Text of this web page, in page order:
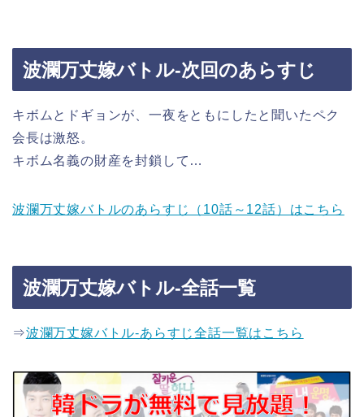
波瀾万丈嫁バトル-次回のあらすじ
キボムとドギョンが、一夜をともにしたと聞いたペク
会長は激怒。
キボム名義の財産を封鎖して…
波瀾万丈嫁バトルのあらすじ（10話～12話）はこちら
波瀾万丈嫁バトル-全話一覧
⇒波瀾万丈嫁バトル-あらすじ全話一覧はこちら